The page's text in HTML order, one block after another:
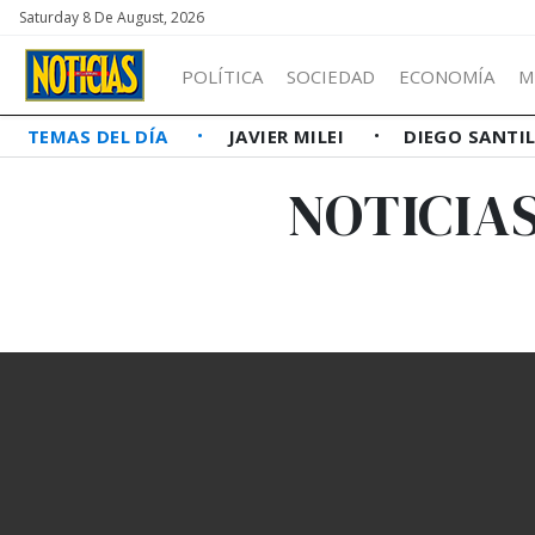
Saturday 8 De August, 2026
POLÍTICA SOCIEDAD ECONOMÍA
TEMAS DEL DÍA JAVIER MILEI DIEGO